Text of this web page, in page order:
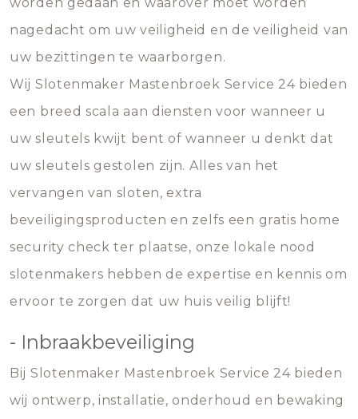
nagedacht om uw veiligheid en de veiligheid van
uw bezittingen te waarborgen.
Wij Slotenmaker Mastenbroek Service 24 bieden
een breed scala aan diensten voor wanneer u
uw sleutels kwijt bent of wanneer u denkt dat
uw sleutels gestolen zijn. Alles van het
vervangen van sloten, extra
beveiligingsproducten en zelfs een gratis home
security check ter plaatse, onze lokale nood
slotenmakers hebben de expertise en kennis om
ervoor te zorgen dat uw huis veilig blijft!
- Inbraakbeveiliging
Bij Slotenmaker Mastenbroek Service 24 bieden
wij ontwerp, installatie, onderhoud en bewaking